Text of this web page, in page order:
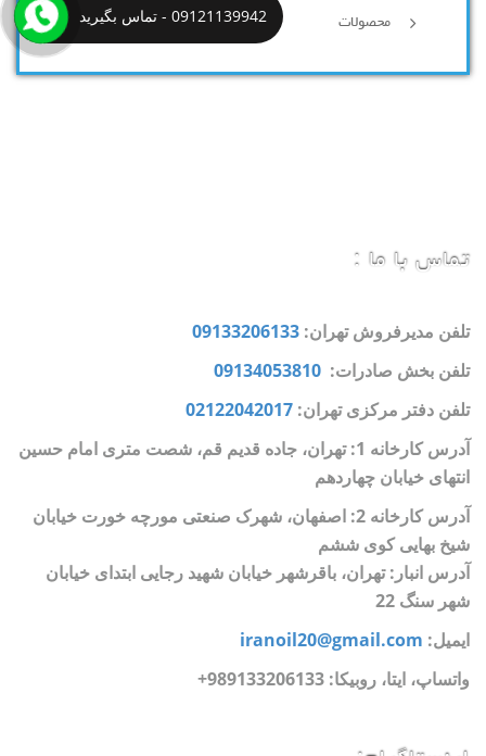
محصولات
تماس با ما :
تلفن مدیرفروش تهران: 09133206133
تلفن بخش صادرات: 09134053810
تلفن دفتر مرکزی تهران: 02122042017
آدرس کارخانه 1: تهران، جاده قدیم قم، شصت متری امام حسین
انتهای خیابان چهاردهم
آدرس کارخانه 2: اصفهان، شهرک صنعتی مورچه خورت خیابان
شیخ بهایی کوی ششم
آدرس انبار: تهران، باقرشهر خیابان شهید رجایی ابتدای خیابان
شهر سنگ 22
ایمیل: iranoil20@gmail.com
واتساپ، ایتا، روبیکا: 989133206133+
09121139942 - تماس بگیرید